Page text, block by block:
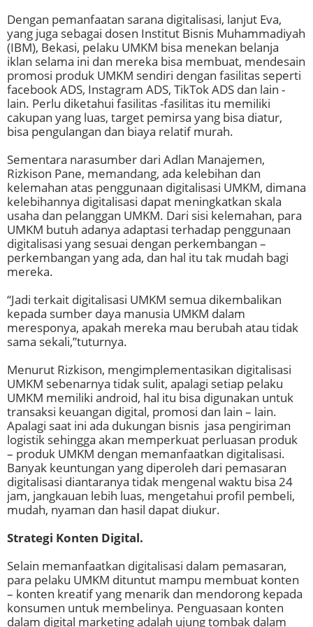
Dengan pemanfaatan sarana digitalisasi, lanjut Eva,
yang juga sebagai dosen Institut Bisnis Muhammadiyah
(IBM), Bekasi, pelaku UMKM bisa menekan belanja
iklan selama ini dan mereka bisa membuat, mendesain
promosi produk UMKM sendiri dengan fasilitas seperti
facebook ADS, Instagram ADS, TikTok ADS dan lain -
lain. Perlu diketahui fasilitas -fasilitas itu memiliki
cakupan yang luas, target pemirsa yang bisa diatur,
bisa pengulangan dan biaya relatif murah.
Sementara narasumber dari Adlan Manajemen,
Rizkison Pane, memandang, ada kelebihan dan
kelemahan atas penggunaan digitalisasi UMKM, dimana
kelebihannya digitalisasi dapat meningkatkan skala
usaha dan pelanggan UMKM. Dari sisi kelemahan, para
UMKM butuh adanya adaptasi terhadap penggunaan
digitalisasi yang sesuai dengan perkembangan –
perkembangan yang ada, dan hal itu tak mudah bagi
mereka.
“Jadi terkait digitalisasi UMKM semua dikembalikan
kepada sumber daya manusia UMKM dalam
meresponya, apakah mereka mau berubah atau tidak
sama sekali,”tuturnya.
Menurut Rizkison, mengimplementasikan digitalisasi
UMKM sebenarnya tidak sulit, apalagi setiap pelaku
UMKM memiliki android, hal itu bisa digunakan untuk
transaksi keuangan digital, promosi dan lain – lain.
Apalagi saat ini ada dukungan bisnis jasa pengiriman
logistik sehingga akan memperkuat perluasan produk
– produk UMKM dengan memanfaatkan digitalisasi.
Banyak keuntungan yang diperoleh dari pemasaran
digitalisasi diantaranya tidak mengenal waktu bisa 24
jam, jangkauan lebih luas, mengetahui profil pembeli,
mudah, nyaman dan hasil dapat diukur.
Strategi Konten Digital.
Selain memanfaatkan digitalisasi dalam pemasaran,
para pelaku UMKM dituntut mampu membuat konten
– konten kreatif yang menarik dan mendorong kepada
konsumen untuk membelinya. Penguasaan konten
dalam digital marketing adalah ujung tombak dalam